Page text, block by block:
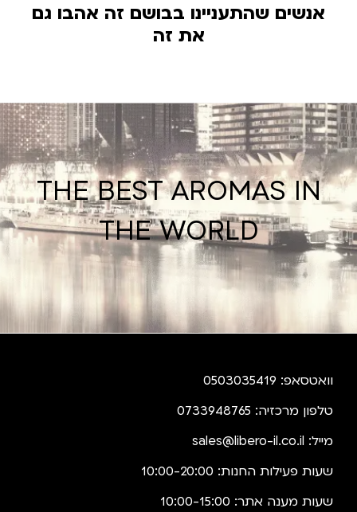
אנשים שהתעניינו בבושם זה אהבו גם
את זה
THE BEST AROMAS IN
THE WORLD
וואטסאפ: 0503035419
טלפון מרכזיה: 0733948765
מייל: sales@libero-il.co.il
שעות פעילות החנות: 10:00-20:00
שעות מענה אתר: 10:00-15:00